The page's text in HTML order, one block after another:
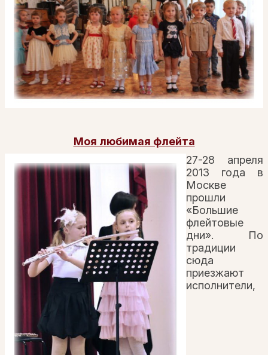
Моя любимая флейта
27-28 апреля
2013 года в
Москве
прошли
«Большие
флейтовые
дни». По
традиции
сюда
приезжают
исполнители,